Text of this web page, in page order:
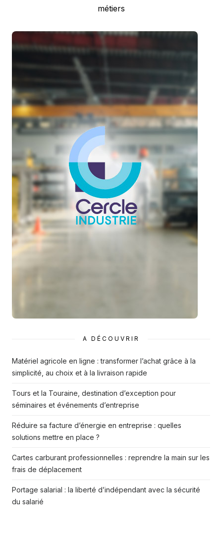
métiers
A DÉCOUVRIR
Matériel agricole en ligne : transformer l’achat grâce à la
simplicité, au choix et à la livraison rapide
Tours et la Touraine, destination d’exception pour
séminaires et événements d’entreprise
Réduire sa facture d’énergie en entreprise : quelles
solutions mettre en place ?
Cartes carburant professionnelles : reprendre la main sur les
frais de déplacement
Portage salarial : la liberté d’indépendant avec la sécurité
du salarié